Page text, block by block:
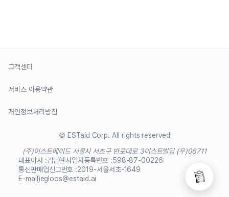
고객센터
서비스 이용약관
개인정보처리방침
© ESTaid Corp. All rights reserved
(주)이스트에이드 서울시 서초구 반포대로 3이스트빌딩 (우)06711
대표이사 :김남현사업자등록번호 :598-87-00226
통신판매업신고번호 :2019-서울서초-1649
E-mail)egloos@estaid.ai